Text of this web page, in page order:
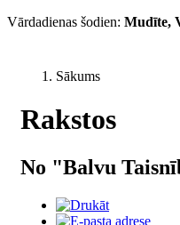
Vārdadienas šodien: Mudīte,
Sākums
Rakstos
No "Balvu